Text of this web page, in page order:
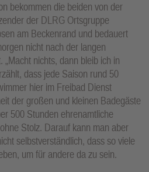
bekommen die beiden von der
der DLRG Ortsgruppe
am Beckenrand und bedauert
nicht nach der langen
nichts, dann bleib ich in
dass jede Saison rund 50
hier im Freibad Dienst
der großen und kleinen Badegäste
500 Stunden ehrenamtliche
Stolz. Darauf kann man aber
selbstverständlich, dass so viele
um für andere da zu sein.